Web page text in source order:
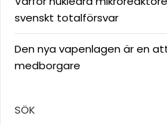
svenskt totalförsvar
Den nya vapenlagen är en
medborgare
SÖK